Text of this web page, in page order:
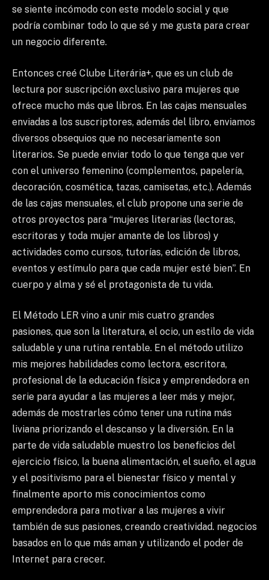
se siente incómodo con este modelo social y que
podría combinar todo lo que sé y me gusta para crear
un negocio diferente.
Entonces creé Clube Literária+, que es un club de
lectura por suscripción exclusivo para mujeres que
ofrece mucho más que libros. En las cajas mensuales
enviadas a los suscriptores, además del libro, enviamos
diversos obsequios que no necesariamente son
literarios. Se puede enviar todo lo que tenga que ver
con el universo femenino (complementos, papelería,
decoración, cosmética, tazas, camisetas, etc.). Además
de las cajas mensuales, el club propone una serie de
otros proyectos para “mujeres literarias (lectoras,
escritoras y toda mujer amante de los libros) y
actividades como cursos, tutorías, edición de libros,
eventos y estímulo para que cada mujer esté bien”. En
cuerpo y alma y sé el protagonista de tu vida.
El Método LER vino a unir mis cuatro grandes
pasiones, que son la literatura, el ocio, un estilo de vida
saludable y una rutina rentable. En el método utilizo
mis mejores habilidades como lectora, escritora,
profesional de la educación física y emprendedora en
serie para ayudar a las mujeres a leer más y mejor,
además de mostrarles cómo tener una rutina más
liviana priorizando el descanso y la diversión. En la
parte de vida saludable muestro los beneficios del
ejercicio físico, la buena alimentación, el sueño, el agua
y el positivismo para el bienestar físico y mental y
finalmente aporto mis conocimientos como
emprendedora para motivar a las mujeres a vivir
también de sus pasiones, creando creatividad. negocios
basados ​​en lo que más aman y utilizando el poder de
Internet para crecer.